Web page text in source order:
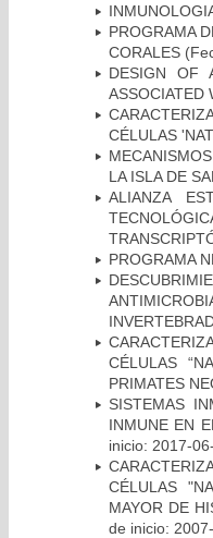
PROGRAMA
CORALES
DESIGN OF
ASSOCIATED
CÉLULAS
LA ISLA DE
ALIANZA
PROGRAMA
CÉLULAS
PRIMATES
SISTEMAS
INMUNE EN
inicio: 2017-
CÉLULAS
MAYOR DE
de inicio: